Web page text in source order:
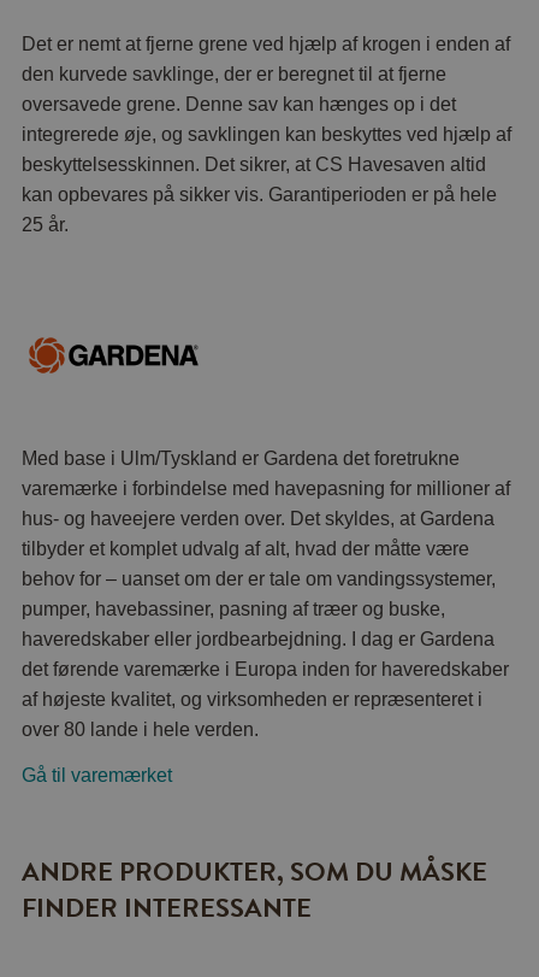
Det er nemt at fjerne grene ved hjælp af krogen i enden af
den kurvede savklinge, der er beregnet til at fjerne
oversavede grene. Denne sav kan hænges op i det
integrerede øje, og savklingen kan beskyttes ved hjælp af
beskyttelsesskinnen. Det sikrer, at CS Havesaven altid
kan opbevares på sikker vis. Garantiperioden er på hele
25 år.
Med base i Ulm/Tyskland er Gardena det foretrukne
varemærke i forbindelse med havepasning for millioner af
hus- og haveejere verden over. Det skyldes, at Gardena
tilbyder et komplet udvalg af alt, hvad der måtte være
behov for – uanset om der er tale om vandingssystemer,
pumper, havebassiner, pasning af træer og buske,
haveredskaber eller jordbearbejdning. I dag er Gardena
det førende varemærke i Europa inden for haveredskaber
af højeste kvalitet, og virksomheden er repræsenteret i
over 80 lande i hele verden.
Gå til varemærket
ANDRE PRODUKTER, SOM DU MÅSKE
FINDER INTERESSANTE